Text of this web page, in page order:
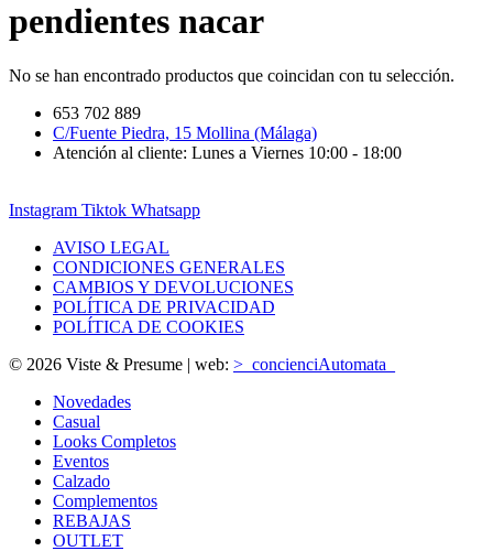
pendientes nacar
No se han encontrado productos que coincidan con tu selección.
653 702 889
C/Fuente Piedra, 15 Mollina (Málaga)
Atención al cliente: Lunes a Viernes 10:00 - 18:00
Instagram Tiktok Whatsapp
AVISO LEGAL
CONDICIONES GENERALES
CAMBIOS Y DEVOLUCIONES
POLÍTICA DE PRIVACIDAD
POLÍTICA DE COOKIES
© 2026 Viste & Presume | web: >_concienciAutomata_
Novedades
Casual
Looks Completos
Eventos
Calzado
Complementos
REBAJAS
OUTLET